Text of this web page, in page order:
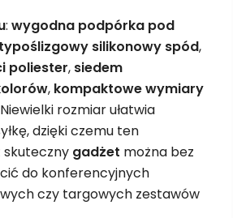
: wygodna podpórka pod
silikonowy spód,
poliester, siedem
, kompaktowe wymiary
rozmiar ułatwia
dzięki czemu ten
skuteczny gadżet można bez
do konferencyjnych
czy targowych zestawów